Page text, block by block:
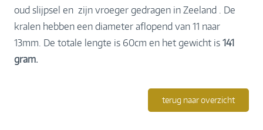
oud slijpsel en zijn vroeger gedragen in Zeeland . De
kralen hebben een diameter aflopend van 11 naar
13mm. De totale lengte is 60cm en het gewicht is 141
gram.
terug naar overzicht